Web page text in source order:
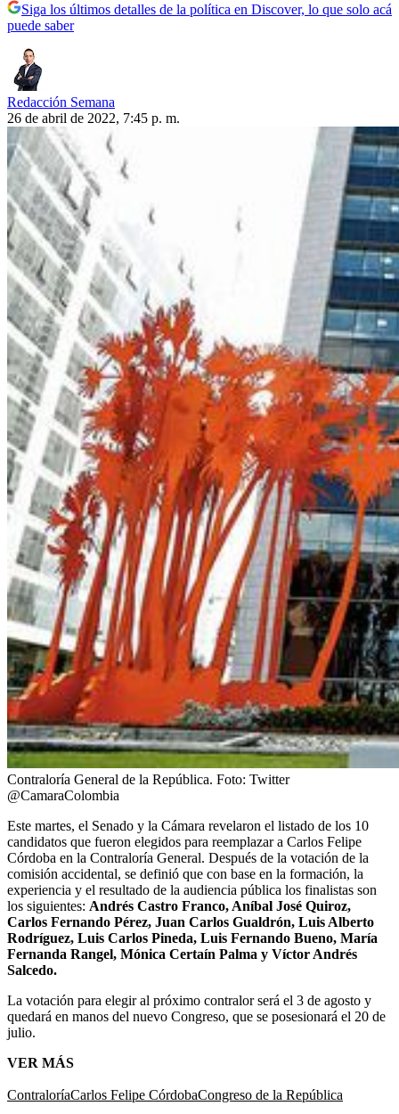
Siga los últimos detalles de la política en Discover, lo que solo acá
puede saber
Redacción Semana
26 de abril de 2022, 7:45 p. m.
Contraloría General de la República. Foto: Twitter
@CamaraColombia
Este martes, el Senado y la Cámara revelaron el listado de los 10
candidatos que fueron elegidos para reemplazar a Carlos Felipe
Córdoba en la Contraloría General. Después de la votación de la
comisión accidental, se definió que con base en la formación, la
experiencia y el resultado de la audiencia pública los finalistas son
los siguientes: Andrés Castro Franco, Aníbal José Quiroz,
Carlos Fernando Pérez, Juan Carlos Gualdrón, Luis Alberto
Rodríguez, Luis Carlos Pineda, Luis Fernando Bueno, María
Fernanda Rangel, Mónica Certaín Palma y Víctor Andrés
Salcedo.
La votación para elegir al próximo contralor será el 3 de agosto y
quedará en manos del nuevo Congreso, que se posesionará el 20 de
julio.
VER MÁS
ContraloríaCarlos Felipe CórdobaCongreso de la República